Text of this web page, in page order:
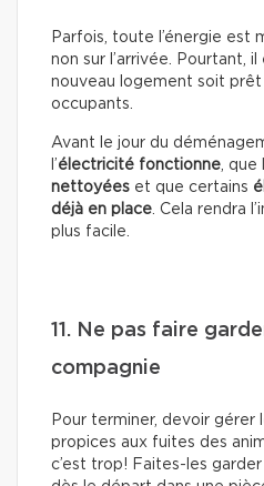
Parfois, toute l’énergie est
non sur l’arrivée. Pourtant,
nouveau logement soit prêt
occupants.
Avant le jour du
l’électricité fonctionne, que
nettoyées et que certains
déjà en place. Cela rendra
plus facile.
11. Ne pas faire
compagnie
Pour terminer, devoir gérer
propices aux fuites des
c’est trop! Faites-les